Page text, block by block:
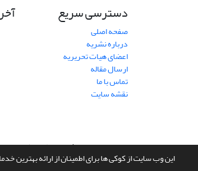
این وب سایت از کوکی ها برای اطمینان از ارائه بهترین
دسترسی سریع
صفحه اصلی
درباره نشریه
اعضای هیات تحریریه
ارسال مقاله
تماس با ما
نقشه سایت
سامانه مدیریت نشریات علمی.طراحی و